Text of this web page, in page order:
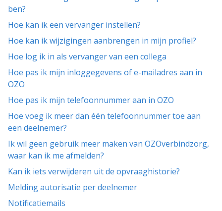
ben?
Hoe kan ik een vervanger instellen?
Hoe kan ik wijzigingen aanbrengen in mijn profiel?
Hoe log ik in als vervanger van een collega
Hoe pas ik mijn inloggegevens of e-mailadres aan in
OZO
Hoe pas ik mijn telefoonnummer aan in OZO
Hoe voeg ik meer dan één telefoonnummer toe aan
een deelnemer?
Ik wil geen gebruik meer maken van OZOverbindzorg,
waar kan ik me afmelden?
Kan ik iets verwijderen uit de opvraaghistorie?
Melding autorisatie per deelnemer
Notificatiemails